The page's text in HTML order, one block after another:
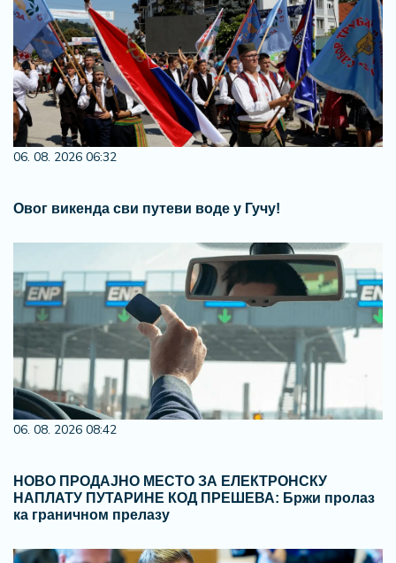
06. 08. 2026 06:32
Овог викенда сви путеви воде у Гучу!
06. 08. 2026 08:42
НОВО ПРОДАЈНО МЕСТО ЗА ЕЛЕКТРОНСКУ
НАПЛАТУ ПУТАРИНЕ КОД ПРЕШЕВА: Бржи пролаз
ка граничном прелазу